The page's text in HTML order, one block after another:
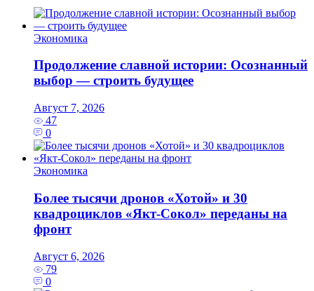
Экономика
Продолжение славной истории: Осознанный
выбор — строить будущее
Август 7, 2026
47
0
Экономика
Более тысячи дронов «Хотой» и 30
квадроциклов «Якт-Сокол» переданы на
фронт
Август 6, 2026
79
0